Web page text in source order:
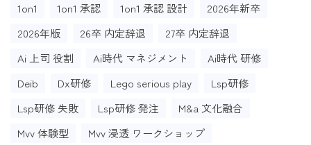
1on1 1on1 承認 1on1 承認 設計
2026年新卒
2026年版
26卒 内定辞退
27卒 内定辞退
Ai 上司 役割
Ai時代 マネジメント
Ai時代 研修
Deib
Dx研修 Lego serious play
Lsp研修
Lsp研修 失敗
Lsp研修 発注
M&a 文化融合
Mvv 体験型
Mvv 浸透 ワークショップ